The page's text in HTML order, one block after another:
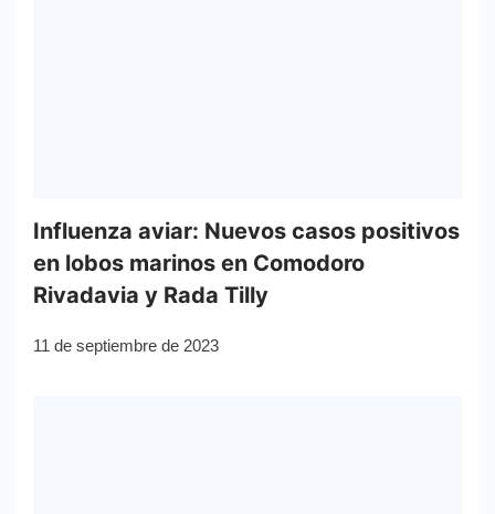
Influenza aviar: Nuevos casos positivos
en lobos marinos en Comodoro
Rivadavia y Rada Tilly
11 de septiembre de 2023